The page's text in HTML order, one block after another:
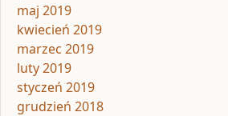
maj 2019
kwiecień 2019
marzec 2019
luty 2019
styczeń 2019
grudzień 2018